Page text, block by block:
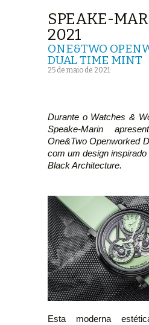
SPEAKE-
2021
ONE&TWO
DUAL TIME MINT
25 de maio de 2021
Durante o Watches &
Speake-Marin
One&Two Openworked
com um design
Black Architecture.
Esta moderna